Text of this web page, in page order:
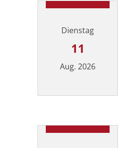
Dienstag
11
Aug. 2026